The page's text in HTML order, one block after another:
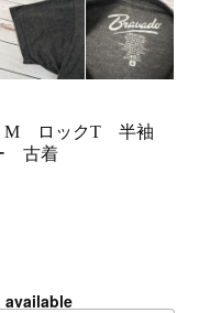
M ロックT 半袖
古着